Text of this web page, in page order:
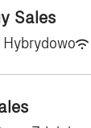
Sales
Hybrydowo